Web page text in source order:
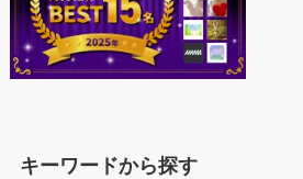
キーワードから探す